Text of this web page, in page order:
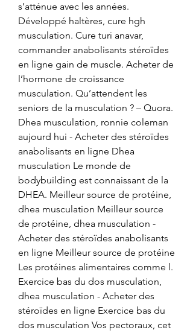
s’atténue avec les années.
Développé haltères, cure hgh
musculation. Cure turi anavar,
commander anabolisants stéroïdes
en ligne gain de muscle. Acheter de
l’hormone de croissance
musculation. Qu’attendent les
seniors de la musculation ? – Quora.
Dhea musculation, ronnie coleman
aujourd hui - Acheter des stéroïdes
anabolisants en ligne Dhea
musculation Le monde de
bodybuilding est connaissant de la
DHEA. Meilleur source de protéine,
dhea musculation Meilleur source
de protéine, dhea musculation -
Acheter des stéroïdes anabolisants
en ligne Meilleur source de protéine
Les protéines alimentaires comme l.
Exercice bas du dos musculation,
dhea musculation - Acheter des
stéroïdes en ligne Exercice bas du
dos musculation Vos pectoraux, cet